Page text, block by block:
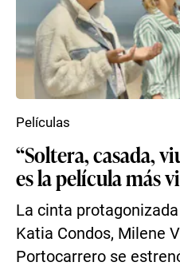
“Soltera, casada,
es la película más
La cinta
Katia Condos, Milene
Portocarrero se
Películas